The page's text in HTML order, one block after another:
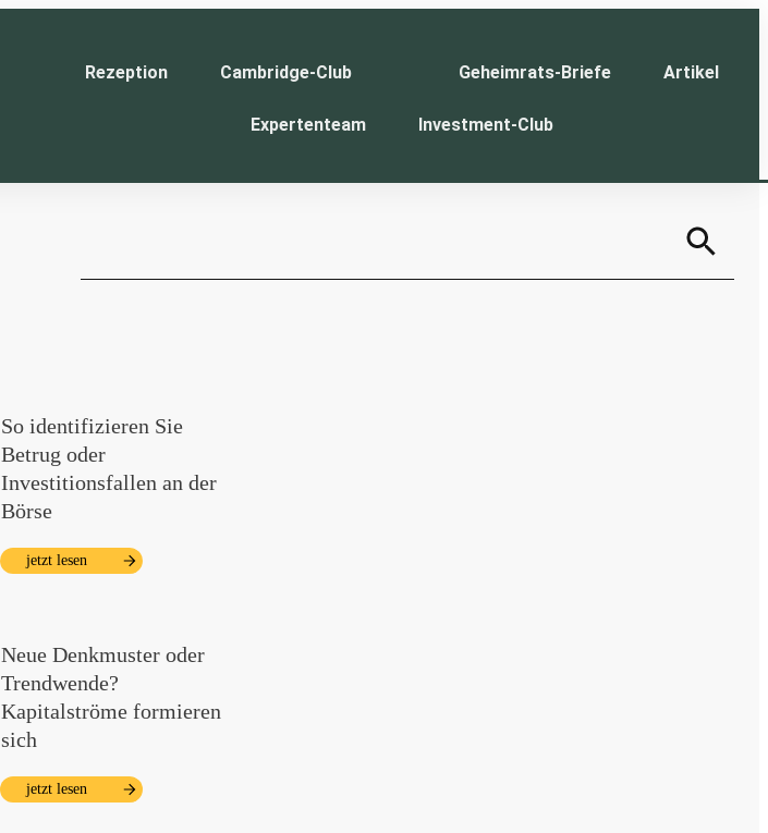
Rezeption Cambridge-Club Geheimrats-Briefe Artikel
Expertenteam Investment-Club
So identifizieren Sie
Betrug oder
Investitionsfallen an der
Börse
jetzt lesen
Neue Denkmuster oder
Trendwende?
Kapitalströme formieren
sich
jetzt lesen